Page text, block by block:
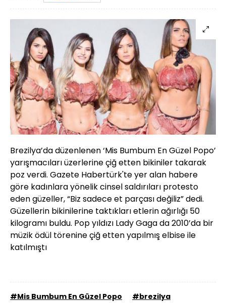
Brezilya’da düzenlenen ‘Mis Bumbum En Güzel Popo’
yarışmacıları üzerlerine çiğ etten bikiniler takarak
poz verdi. Gazete Habertürk'te yer alan habere
göre kadınlara yönelik cinsel saldırıları protesto
eden güzeller, “Biz sadece et parçası değiliz” dedi.
Güzellerin bikinilerine taktıkları etlerin ağırlığı 50
kilogramı buldu. Pop yıldızı Lady Gaga da 2010’da bir
müzik ödül törenine çiğ etten yapılmış elbise ile
katılmıştı
#Mis Bumbum En Güzel Popo #brezilya